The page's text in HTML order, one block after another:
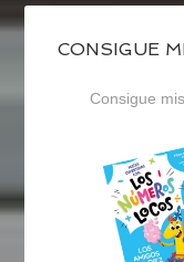
CONSIGUE
Consigue